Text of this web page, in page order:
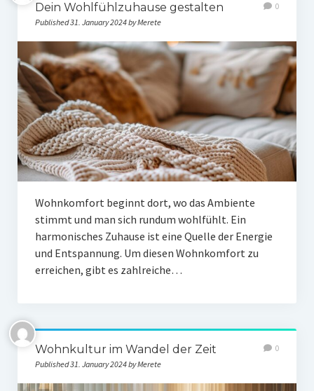
Dein Wohlfühlzuhause gestalten
Published 31. January 2024 by Merete
0
Wohnkomfort beginnt dort, wo das Ambiente
stimmt und man sich rundum wohlfühlt. Ein
harmonisches Zuhause ist eine Quelle der Energie
und Entspannung. Um diesen Wohnkomfort zu
erreichen, gibt es zahlreiche…
Wohnkultur im Wandel der Zeit
Published 31. January 2024 by Merete
0